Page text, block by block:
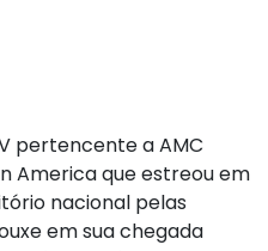
pertencente a AMC
America que estreou em
nacional pelas
em sua chegada